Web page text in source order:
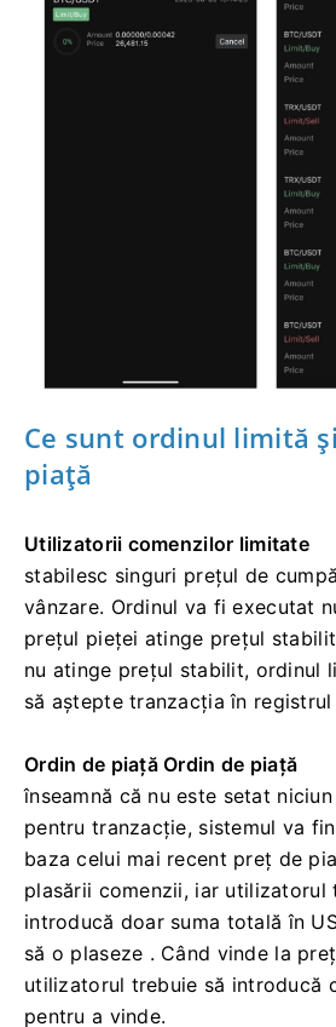
5. Intrați în interfața istoricului
clic pe Istoricul comenzilor
înregistrările comenzilor
piață
Utilizatorii comenzilor limitate
stabilesc singuri prețul de
vânzare.Ordinul va fi executat
prețul pieței atinge prețul
nu atinge prețul stabilit, ordinul
să aștepte tranzacția în